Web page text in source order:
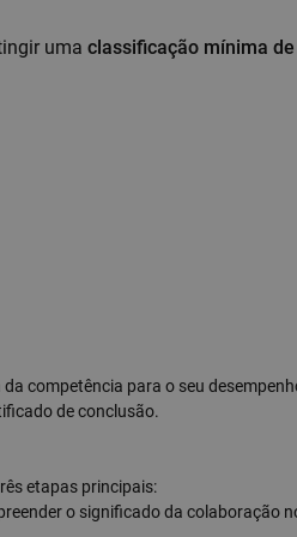
uma classificação mínima
competência para o seu
de conclusão.
etapas principais:
o significado da colaboração